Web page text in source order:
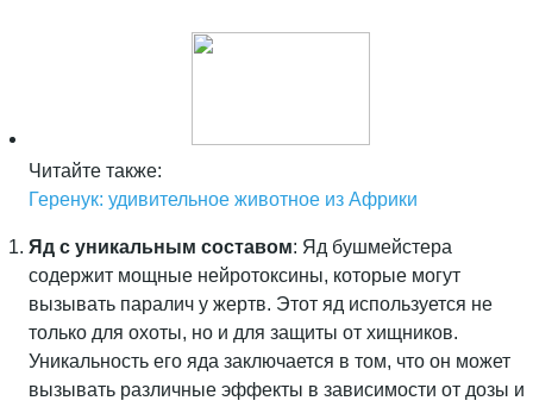
Читайте также:
Геренук: удивительное животное из Африки
Яд с уникальным составом: Яд бушмейстера
содержит мощные нейротоксины, которые могут
вызывать паралич у жертв. Этот яд используется не
только для охоты, но и для защиты от хищников.
Уникальность его яда заключается в том, что он может
вызывать различные эффекты в зависимости от дозы и